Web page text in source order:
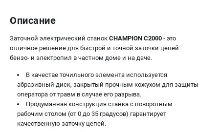
ТЕЛЕФОН (САНКТ-ПЕТЕРБУРГ)
+7 (812) 448-13-08
Информация размещённая на сайте не является публичной
проспект Александровской Фермы, 29АЛ
8 (812) 748-27-58
8 (800) 550-70-46
Режим работы колл-центра:
пн-пт - с 9:00 до 18:00
сб - с 10:00 до 16:00
Описание
Заточной электрический станок CHAMPION C2000 - это
отличное решение для быстрой и точной заточки цепей
бензо- и электропил в частном доме и на даче.
В качестве точильного элемента используется
абразивный диск, закрытый прочным кожухом для защиты
оператора от травм в случае его разрыва.
Продуманная конструкция станка с поворотным
рабочим столом (от 0 до 35 градусов) гарантирует
качественную заточку цепей.